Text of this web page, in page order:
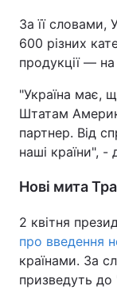
За її словами,
600 різних
продукції —
"Україна має,
Штатам
партнер. Від
наші країни", -
Нові мита
2 квітня
про введення
країнами. За
призведуть до